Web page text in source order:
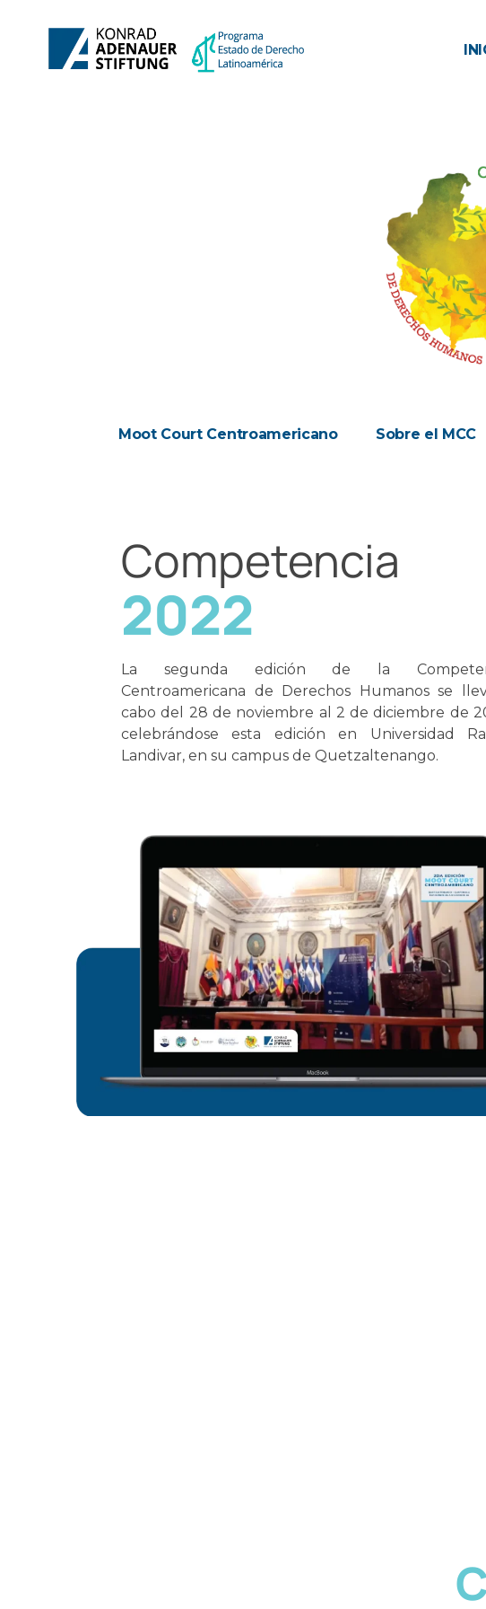
Moot Court Centroamericano Sobre el MCC
Competencia
2022
La segunda edición de la
Centroamericana de Derechos Humanos se
cabo del 28 de noviembre al 2 de diciembre de
celebrándose esta edición en Universidad
Landivar, en su campus de Quetzaltenango.